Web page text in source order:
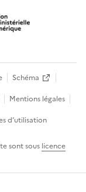
Schéma
Mentions légales
d’utilisation
sont sous licence